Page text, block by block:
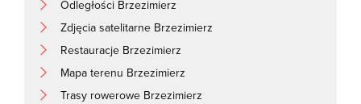
Odległości Brzezimierz
Zdjęcia satelitarne Brzezimierz
Restauracje Brzezimierz
Mapa terenu Brzezimierz
Trasy rowerowe Brzezimierz